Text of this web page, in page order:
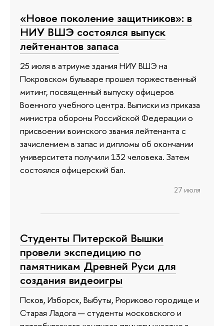
«Новое поколение защитников»: в
НИУ ВШЭ состоялся выпуск
лейтенантов запаса
25 июля в атриуме здания НИУ ВШЭ на
Покровском бульваре прошел торжественный
митинг, посвященный выпуску офицеров
Военного учебного центра. Выписки из приказа
министра обороны Российской Федерации о
присвоении воинского звания лейтенанта с
зачислением в запас и дипломы об окончании
университета получили 132 человека. Затем
состоялся офицерский бал.
27 июля
Студенты Питерской Вышки
провели экспедицию по
памятникам Древней Руси для
создания видеоигры
Псков, Изборск, Выбуты, Рюриково городище и
Старая Ладога — студенты московского и